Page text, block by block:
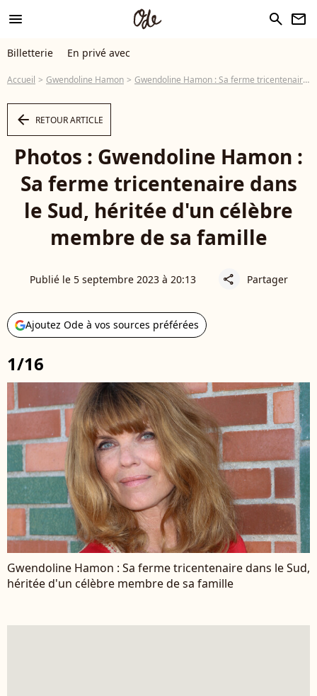
menu search newsletter
Billetterie En privé avec
Accueil Gwendoline Hamon Gwendoline Hamon : Sa ferme tricentenaire dans le Sud, héritée d'un célèbre membre de sa famille
arrow_left RETOUR ARTICLE
Photos : Gwendoline Hamon :
Sa ferme tricentenaire dans
le Sud, héritée d'un célèbre
membre de sa famille
Publié le 5 septembre 2023 à 20:13 share Partager
Ajoutez Ode à vos sources préférées
1/16
Gwendoline Hamon : Sa ferme tricentenaire dans le Sud,
héritée d'un célèbre membre de sa famille